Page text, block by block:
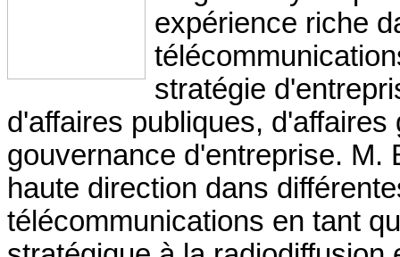
expérience riche
stratégie
d'affaires publiques,
gouvernance d'entreprise. M.
haute direction dans
télécommunications en tant